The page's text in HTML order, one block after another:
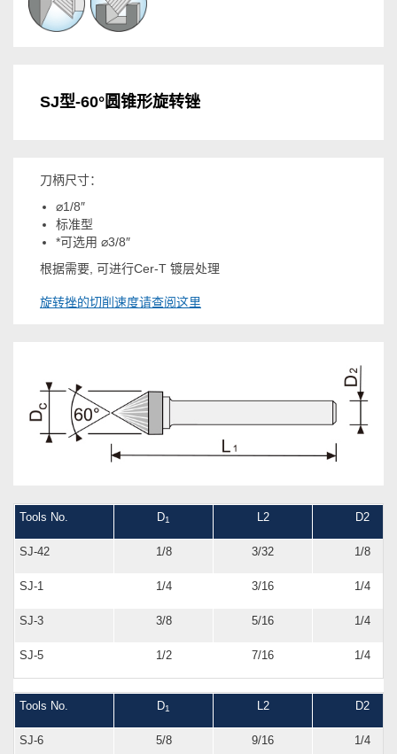
SJ型-60°圆锥形旋转锉
刀柄尺寸：
⌀1/8″
标准型
*可选用 ⌀3/8″
根据需要, 可进行Cer-T 镀层处理
旋转挫的切削速度请查阅这里
Tools No. D1 L2 D2
SJ-42 1/8 3/32 1/8
SJ-1 1/4 3/16 1/4
SJ-3 3/8 5/16 1/4
SJ-5 1/2 7/16 1/4
Tools No. D1 L2 D2
SJ-6 5/8 9/16 1/4